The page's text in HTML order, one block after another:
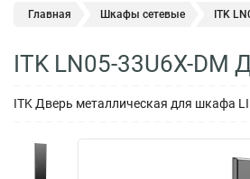
Главная Шкафы сетевые ITK
ITK LN05-33U6X-DM
ITK Дверь металлическая для шкафа